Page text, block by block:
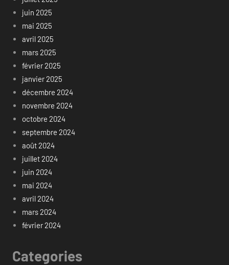
juin 2025
mai 2025
avril 2025
mars 2025
février 2025
janvier 2025
décembre 2024
novembre 2024
octobre 2024
septembre 2024
août 2024
juillet 2024
juin 2024
mai 2024
avril 2024
mars 2024
février 2024
Categories